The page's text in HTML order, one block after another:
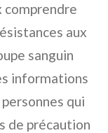
comprendre
aux
sanguin
informations
qui
de précaution